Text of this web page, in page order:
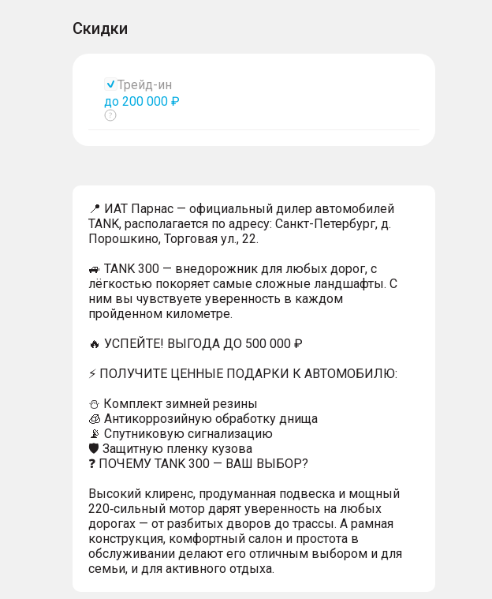
Скидки
Трейд-ин
до 200 000 ₽
Показать
📍 ИАТ Парнас — официальный дилер автомобилей
TANK, располагается по адресу: Санкт-Петербург, д.
Порошкино, Торговая ул., 22.
🚙 TANK 300 — внедорожник для любых дорог, с
лёгкостью покоряет самые сложные ландшафты. С
ним вы чувствуете уверенность в каждом
пройденном километре.
🔥 УСПЕЙТЕ! ВЫГОДА ДО 500 000 ₽
⚡ ПОЛУЧИТЕ ЦЕННЫЕ ПОДАРКИ К АВТОМОБИЛЮ:
⛄️ Комплект зимней резины
🧊 Антикоррозийную обработку днища
📡 Спутниковую сигнализацию
🛡️ Защитную пленку кузова
❓ ПОЧЕМУ TANK 300 — ВАШ ВЫБОР?
Высокий клиренс, продуманная подвеска и мощный
220‑сильный мотор дарят уверенность на любых
дорогах — от разбитых дворов до трассы. А рамная
конструкция, комфортный салон и простота в
обслуживании делают его отличным выбором и для
семьи, и для активного отдыха.